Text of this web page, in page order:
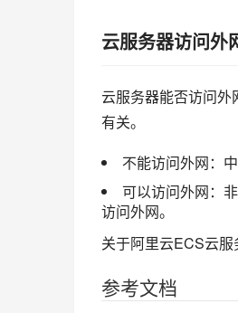
云服务器访问外
云服务器能否访问
有关。
不能访问外网：
可以访问外网：
访问外网。
关于阿里云ECS云服
参考文档